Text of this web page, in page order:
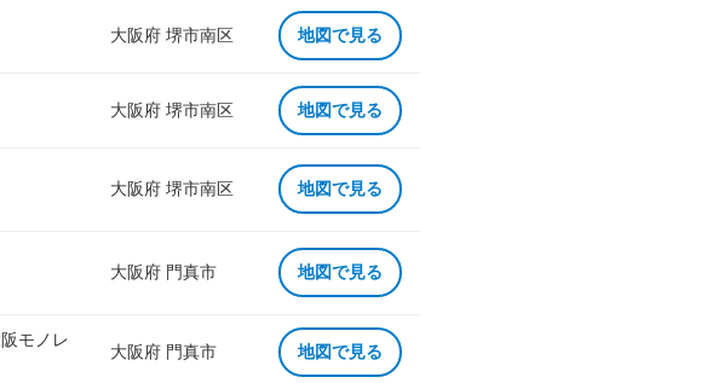
大阪府 堺市南区 地図で見る
大阪府 堺市南区 地図で見る
大阪府 堺市南区 地図で見る
大阪府 門真市 地図で見る
モノレ
大阪府 門真市 地図で見る